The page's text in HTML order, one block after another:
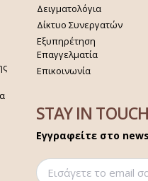
Δειγματολόγια
Δίκτυο Συνεργατών
Εξυπηρέτηση
Επαγγελματία
Επικοινωνία
STAY IN TOUCH
Εγγραφείτε στο